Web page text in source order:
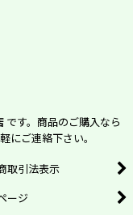
です。商品のご購入なら
にご連絡下さい。
取引法表示
ージ